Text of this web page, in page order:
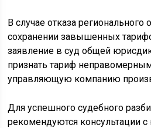
В случае отказа регионального
сохранении завышенных
заявление в суд общей
признать тариф
управляющую компанию
Для успешного судебного
рекомендуются консультации